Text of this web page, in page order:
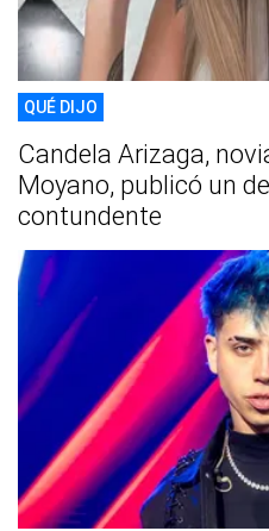
QUÉ DIJO
Candela Arizaga,
Moyano, publicó un
contundente